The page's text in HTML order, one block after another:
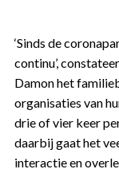
‘Sinds de
continu’,
Damon het
organisaties van
drie of vier keer
daarbij gaat het
interactie en